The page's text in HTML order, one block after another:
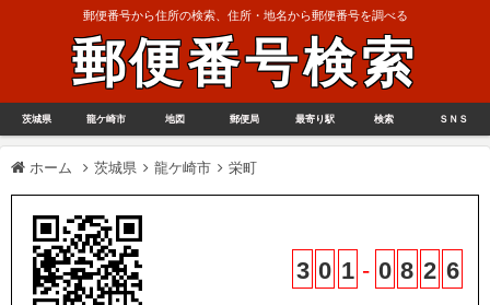
郵便番号から住所の検索、住所・地名から郵便番号を調べる
郵便番号検索
茨城県 龍ケ崎市 地図 郵便局 最寄り駅 検索 ＳＮＳ
ホーム 茨城県 龍ケ崎市 栄町
3 0 1 - 0 8 2 6